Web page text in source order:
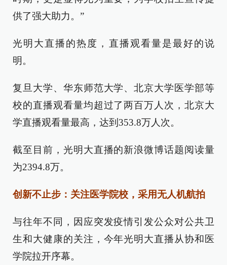
供了强大助力。”
光明大直播的热度，直播观看量是最好的说
明。
复旦大学、华东师范大学、北京大学医学部等
校的直播观看量均超过了两百万人次，北京大
学直播观看量最高，达到353.8万人次。
截至目前，光明大直播的新浪微博话题阅读量
为2394.8万。
创新不止步：关注医学院校，采用无人机航拍
与往年不同，因应突发疫情引发公众对公共卫
生和大健康的关注，今年光明大直播从协和医
学院拉开序幕。